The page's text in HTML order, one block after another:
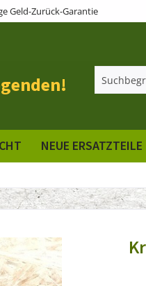
Geld-Zurück-Garantie
NEUE ERSATZTEILE